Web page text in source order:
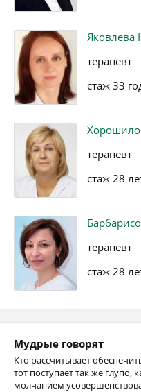
Яковлева
терапевт
стаж 33
терапевт
стаж 28
терапевт
стаж 28
Мудрые говорят
Кто рассчитывает
тот поступает так же
молчанием